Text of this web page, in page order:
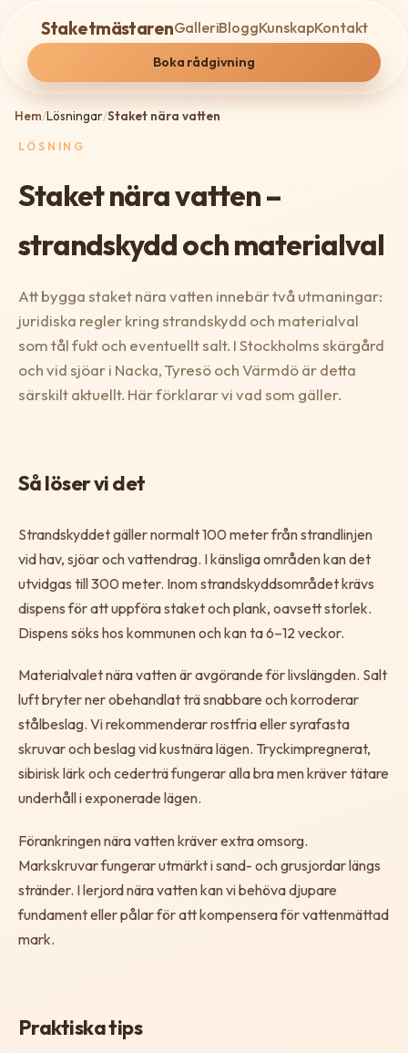
StaketmästarenGalleriBloggKunskapKontakt
Boka rådgivning
Hem/Lösningar/Staket nära vatten
LÖSNING
Staket nära vatten –
strandskydd och materialval
Att bygga staket nära vatten innebär två utmaningar:
juridiska regler kring strandskydd och materialval
som tål fukt och eventuellt salt. I Stockholms skärgård
och vid sjöar i Nacka, Tyresö och Värmdö är detta
särskilt aktuellt. Här förklarar vi vad som gäller.
Så löser vi det
Strandskyddet gäller normalt 100 meter från strandlinjen
vid hav, sjöar och vattendrag. I känsliga områden kan det
utvidgas till 300 meter. Inom strandskyddsområdet krävs
dispens för att uppföra staket och plank, oavsett storlek.
Dispens söks hos kommunen och kan ta 6–12 veckor.
Materialvalet nära vatten är avgörande för livslängden. Salt
luft bryter ner obehandlat trä snabbare och korroderar
stålbeslag. Vi rekommenderar rostfria eller syrafasta
skruvar och beslag vid kustnära lägen. Tryckimpregnerat,
sibirisk lärk och cederträ fungerar alla bra men kräver tätare
underhåll i exponerade lägen.
Förankringen nära vatten kräver extra omsorg.
Markskruvar fungerar utmärkt i sand- och grusjordar längs
stränder. I lerjord nära vatten kan vi behöva djupare
fundament eller pålar för att kompensera för vattenmättad
mark.
Praktiska tips